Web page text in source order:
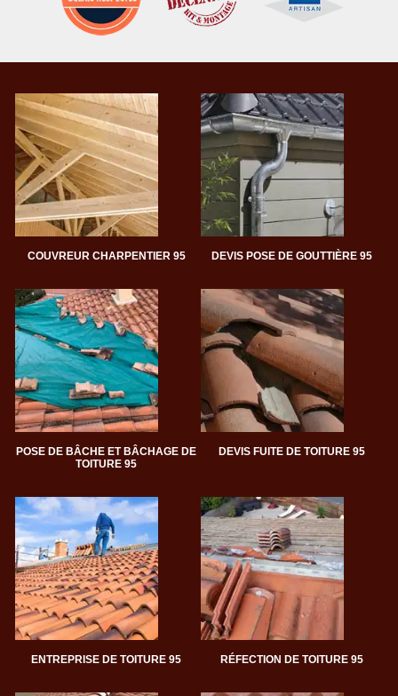
COUVREUR CHARPENTIER 95 DEVIS POSE DE GOUTTIÈRE 95
POSE DE BÂCHE ET BÂCHAGE DE
TOITURE 95
DEVIS FUITE DE TOITURE 95
ENTREPRISE DE TOITURE 95 RÉFECTION DE TOITURE 95